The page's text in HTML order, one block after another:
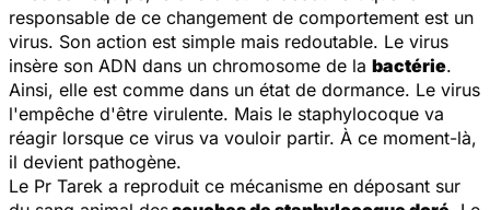
responsable de ce changement de comportement est un
virus. Son action est simple mais redoutable. Le virus
insère son ADN dans un chromosome de la bactérie.
Ainsi, elle est comme dans un état de dormance. Le virus
l'empêche d'être virulente. Mais le staphylocoque va
réagir lorsque ce virus va vouloir partir. À ce moment-là,
il devient pathogène.
Le Pr Tarek a reproduit ce mécanisme en déposant sur